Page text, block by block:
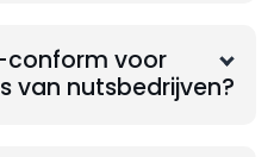
conform voor
van nutsbedrijven?